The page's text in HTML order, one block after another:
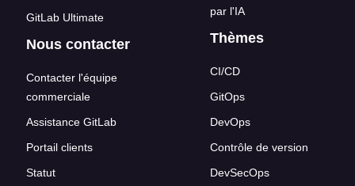
GitLab Ultimate
Nous contacter
Contacter l'équipe
commerciale
Assistance GitLab
Portail clients
Statut
par l'IA
Thèmes
CI/CD
GitOps
DevOps
Contrôle de version
DevSecOps